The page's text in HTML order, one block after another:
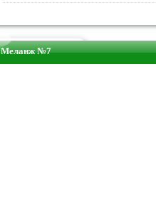
Меланж №7